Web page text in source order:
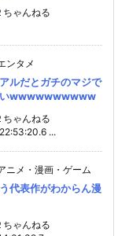
ちゃんねる
ンタメ
ルだとガチのマジで
いwwwwwwwwww
ちゃんねる
...
ニメ・漫画・ゲーム
代表作がわからん漫
ちゃんねる